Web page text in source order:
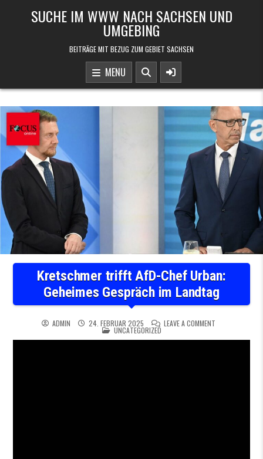
SUCHE IM WWW NACH SACHSEN UND
UMGEBING
BEITRÄGE MIT BEZUG ZUM GEBIET SACHSEN
MENU
Kretschmer trifft AfD-Chef Urban:
Geheimes Gespräch im Landtag
ADMIN 24. FEBRUAR 2025 LEAVE A COMMENT
POSTED IN
UNCATEGORIZED